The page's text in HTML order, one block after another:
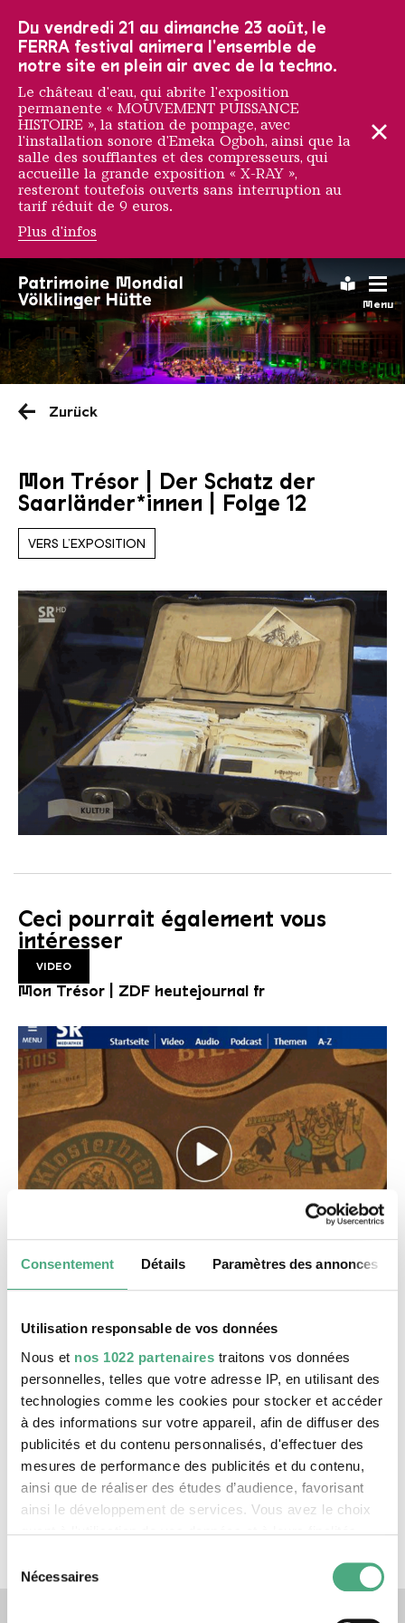
Consentement Détails Paramètres des annonces
Utilisation responsable de vos données
Nous et nos 1022 partenaires traitons vos données
personnelles, telles que votre adresse IP, en utilisant des
technologies comme les cookies pour stocker et accéder
à des informations sur votre appareil, afin de diffuser des
publicités et du contenu personnalisés, d'effectuer des
mesures de performance des publicités et du contenu,
ainsi que de réaliser des études d’audience, favorisant
ainsi le développement de services. Vous avez le choix
quant à l'utilisation de vos données et à leurs finalités.
tout moment en consultant la Déclaration relative aux
cookies ou en cliquant sur l'icône de confidentialité.
Nécessaires
Menu
Saarländischen
Zurück
Mon Trésor | Der Schatz der
Saarländer*innen | Folge 12
VERS L’EXPOSITION
Ceci pourrait également vous
intéresser
VIDEO
Mon Trésor | ZDF heutejournal fr
Mon Trésor | Der Schatz der Saarländer*innen |
Folge 1
Folge 2 1920w
VIDEO
Mon Trésor | Der Schatz der Saarländer*innen |
Du vendredi 21 au dimanche 23 août, le
FERRA festival animera l'ensemble de
notre site en plein air avec de la techno.
Le château d'eau, qui abrite l'exposition
permanente « MOUVEMENT PUISSANCE
HISTOIRE », la station de pompage, avec
l'installation sonore d'Emeka Ogboh, ainsi que la
salle des soufflantes et des compresseurs, qui
accueille la grande exposition « X-RAY »,
resteront toutefois ouverts sans interruption au
tarif réduit de 9 euros.
Plus d'infos